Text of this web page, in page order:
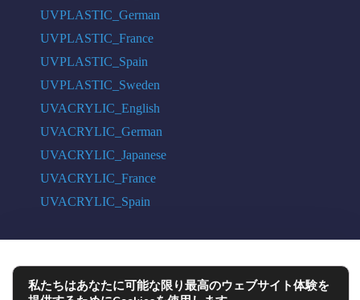
UVPLASTIC_German
UVPLASTIC_France
UVPLASTIC_Spain
UVPLASTIC_Sweden
UVACRYLIC_English
UVACRYLIC_German
UVACRYLIC_Japanese
UVACRYLIC_France
UVACRYLIC_Spain
COPYRIGHT © 2004 - 2026 UVPLASTIC MATERIAL TECHNOLOGY CO.,
LTD. ALL RIGHTS RESERVED
私たちはあなたに可能な限り最高のウェブサイト体験を